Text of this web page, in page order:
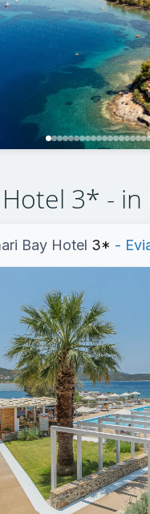
3* -
Bay Hotel 3* -